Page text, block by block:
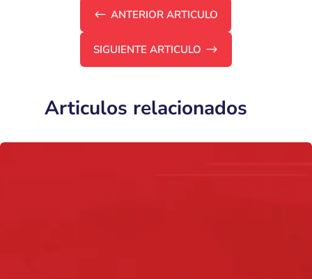
# ANTERIOR ARTICULO
SIGUIENTE ARTICULO $
Articulos relacionados